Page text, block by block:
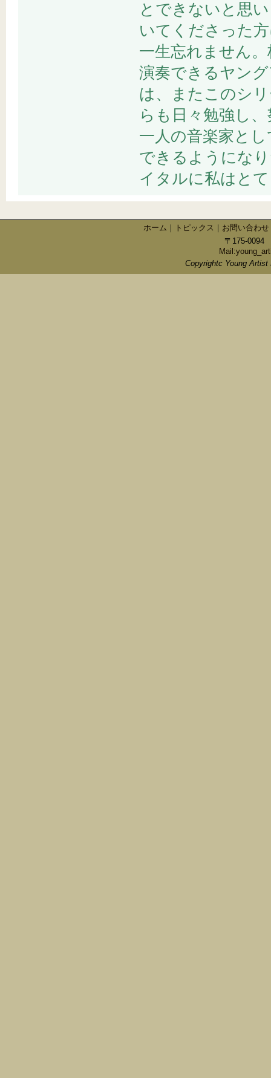
とできないと思
いてくださった
一生忘れません
演奏できるヤン
は、またこのシ
らも日々勉強し
一人の音楽家と
できるようにな
イタルに私はと
ホーム ｜ トピックス ｜ お問い合わせ
〒175-
Copyrightc Young